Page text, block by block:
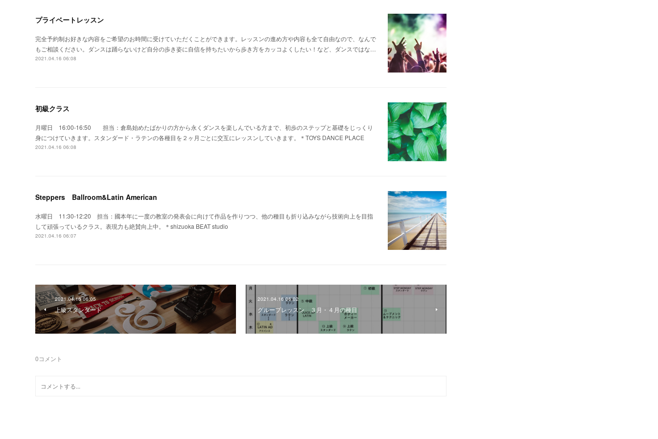
プライベートレッスン
完全予約制お好きな内容をご希望のお時間に受けていただくことができます。レッスンの進め方や内容も全て自由なので、なんで
もご相談ください。ダンスは踊らないけど自分の歩き姿に自信を持ちたいから歩き方をカッコよくしたい！など、ダンスではな…
2021.04.16 06:08
初級クラス
月曜日 16:00-16:50 担当：倉島始めたばかりの方から永くダンスを楽しんでいる方まで、初歩のステップと基礎をじっくり
身につけていきます。スタンダード・ラテンの各種目を２ヶ月ごとに交互にレッスンしていきます。＊TOYS DANCE PLACE
2021.04.16 06:08
Steppers Ballroom&Latin American
水曜日 11:30-12:20 担当：國本年に一度の教室の発表会に向けて作品を作りつつ、他の種目も折り込みながら技術向上を目指
して頑張っているクラス。表現力も絶賛向上中。＊shizuoka BEAT studio
2021.04.16 06:07
2021.04.16 06:05
上級スタンダード
2021.04.16 06:02
グループレッスン ３月・４月の種目
0コメント